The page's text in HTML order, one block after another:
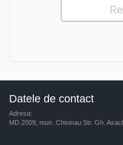
Datele de contact
Adresa:
MD 2009, mun. Chisinau Str. Gh.